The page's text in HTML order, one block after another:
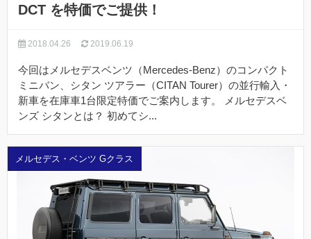
DCT を特価でご提供！
2018.04.26 2019.06.19
今回はメルセデスベンツ（Mercedes-Benz）のコンパクト
ミニバン、シタン ツアラー（CITAN Tourer）の並行輸入・
新車を在庫車1台限定特価でご案内します。 メルセデスベ
ンズ シタンとは？ 初めてシ...
メルセデス・ベンツ Gクラス